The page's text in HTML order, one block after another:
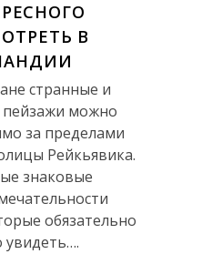
В
странные и
пейзажи можно
за пределами
Рейкьявика.
знаковые
обязательно
увидеть….